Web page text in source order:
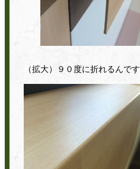
（拡大）９０度に折れるんです